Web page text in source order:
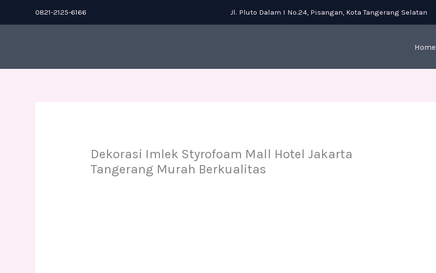
to
0821-2125-6166 Jl. Pluto Dalam I No.24, Pisangan, Kota Tangerang Selatan
Home
Dekorasi Imlek Styrofoam Mall Hotel Jakarta
Tangerang Murah Berkualitas